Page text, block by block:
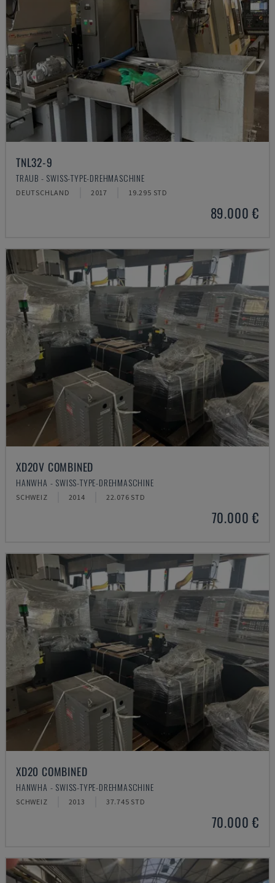
TNL32-9
TRAUB - SWISS-TYPE-DREHMASCHINE
DEUTSCHLAND 2017 19.295 STD
89.000 €
XD20V COMBINED
HANWHA - SWISS-TYPE-DREHMASCHINE
SCHWEIZ 2014 22.076 STD
70.000 €
XD20 COMBINED
HANWHA - SWISS-TYPE-DREHMASCHINE
SCHWEIZ 2013 37.745 STD
70.000 €